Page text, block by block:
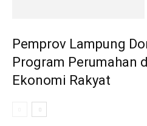
Pemprov Lampung
Program Perumahan
Ekonomi Rakyat